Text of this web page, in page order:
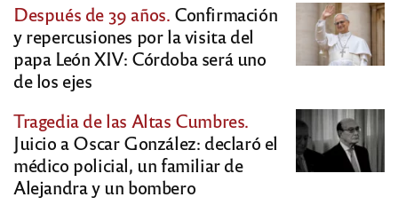
Después de 39 años. Confirmación
y repercusiones por la visita del
papa León XIV: Córdoba será uno
de los ejes
Tragedia de las Altas Cumbres.
Juicio a Oscar González: declaró el
médico policial, un familiar de
Alejandra y un bombero